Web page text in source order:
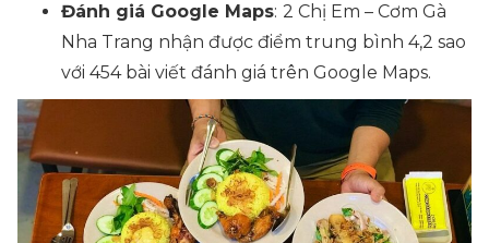
Đánh giá Google Maps: 2 Chị Em – Cơm Gà
Nha Trang nhận được điểm trung bình 4,2 sao
với 454 bài viết đánh giá trên Google Maps.